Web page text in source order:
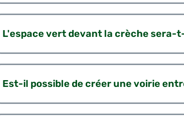
L'espace vert devant la crèche sera-
Est-il possible de créer une voirie